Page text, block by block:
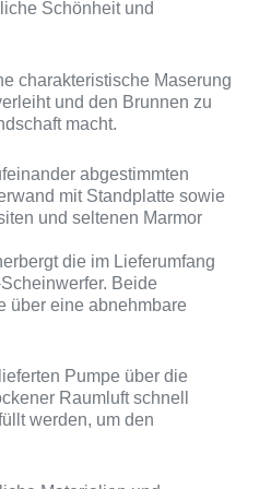
Schönheit und
charakteristische Maserung
und den Brunnen zu
macht.
abgestimmten
mit Standplatte sowie
und seltenen Marmor
die im Lieferumfang
Beide
über eine abnehmbare
Pumpe über die
Raumluft schnell
werden, um den